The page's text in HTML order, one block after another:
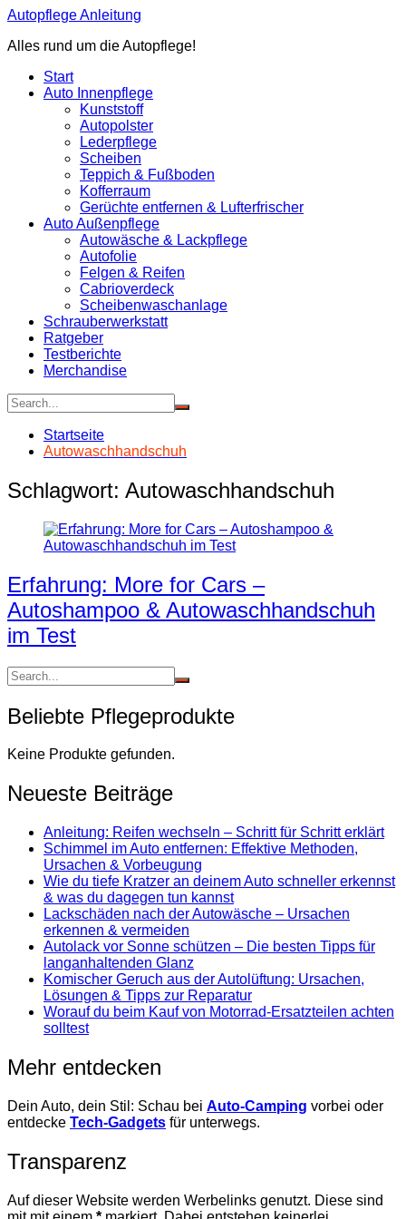
Zum
springen
Autopflege Anleitung
Alles rund um die Autopflege!
Start
Auto Innenpflege
Kunststoff
Autopolster
Lederpflege
Scheiben
Teppich & Fußboden
Kofferraum
Gerüchte entfernen & Lufterfrischer
Auto Außenpflege
Autowäsche & Lackpflege
Autofolie
Felgen & Reifen
Cabrioverdeck
Scheibenwaschanlage
Schrauberwerkstatt
Ratgeber
Testberichte
Merchandise
Startseite
Autowaschhandschuh
Schlagwort: Autowaschhandschuh
Erfahrung: More for Cars –
Autoshampoo & Autowaschhandschuh
im Test
Beliebte Pflegeprodukte
Keine Produkte gefunden.
Neueste Beiträge
Anleitung: Reifen wechseln – Schritt für Schritt erklärt
Schimmel im Auto entfernen: Effektive Methoden,
Ursachen & Vorbeugung
Wie du tiefe Kratzer an deinem Auto schneller erkennst
& was du dagegen tun kannst
Lackschäden nach der Autowäsche – Ursachen
erkennen & vermeiden
Autolack vor Sonne schützen – Die besten Tipps für
langanhaltenden Glanz
Komischer Geruch aus der Autolüftung: Ursachen,
Lösungen & Tipps zur Reparatur
Worauf du beim Kauf von Motorrad-Ersatzteilen achten
solltest
Mehr entdecken
Dein Auto, dein Stil: Schau bei Auto-Camping vorbei oder
entdecke Tech-Gadgets für unterwegs.
Transparenz
Auf dieser Website werden Werbelinks genutzt. Diese sind